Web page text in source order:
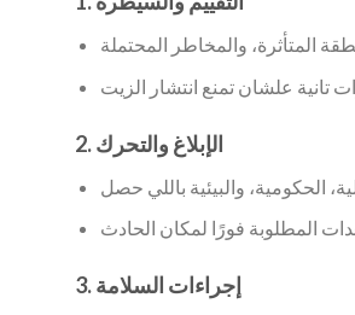
2. الإبلاغ والتحرك
3. إجراءات السلامة